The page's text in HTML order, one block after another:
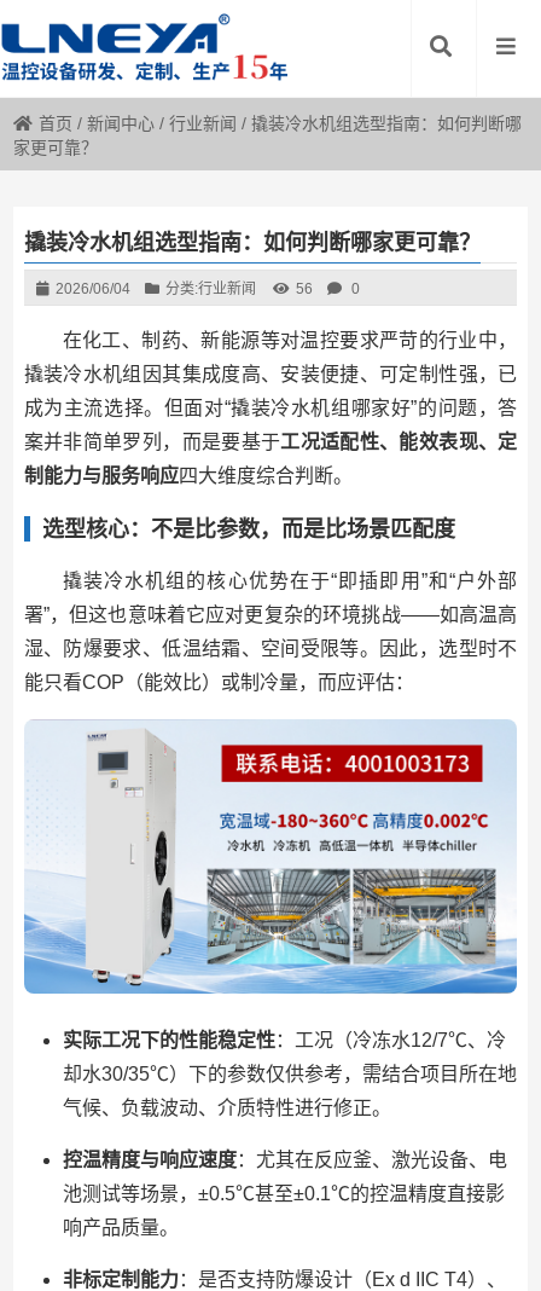
首页 /新闻中心 /行业新闻 /撬装冷水机组选型指南：如何判断哪
家更可靠？
撬装冷水机组选型指南：如何判断哪家更可靠？
2026/06/04 分类:行业新闻 56 0
在化工、制药、新能源等对温控要求严苛的行业中，
撬装冷水机组因其集成度高、安装便捷、可定制性强，已
成为主流选择。但面对“撬装冷水机组哪家好”的问题，答
案并非简单罗列，而是要基于工况适配性、能效表现、定
制能力与服务响应四大维度综合判断。
选型核心：不是比参数，而是比场景匹配度
撬装冷水机组的核心优势在于“即插即用”和“户外部
署”，但这也意味着它应对更复杂的环境挑战——如高温高
湿、防爆要求、低温结霜、空间受限等。因此，选型时不
能只看COP（能效比）或制冷量，而应评估：
实际工况下的性能稳定性：工况（冷冻水12/7℃、冷
却水30/35℃）下的参数仅供参考，需结合项目所在地
气候、负载波动、介质特性进行修正。
控温精度与响应速度：尤其在反应釜、激光设备、电
池测试等场景，±0.5℃甚至±0.1℃的控温精度直接影
响产品质量。
非标定制能力：是否支持防爆设计（Ex d IIC T4）、